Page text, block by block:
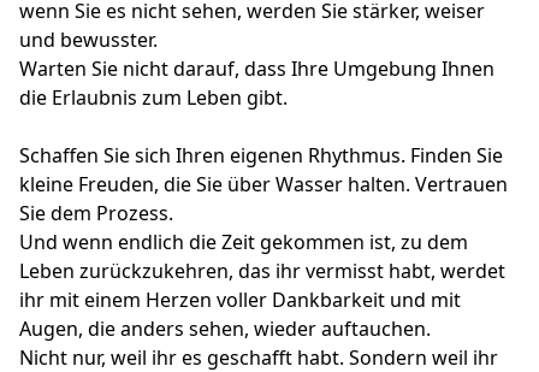
wenn Sie es nicht sehen, werden Sie stärker, weiser
und bewusster.
Warten Sie nicht darauf, dass Ihre Umgebung Ihnen
die Erlaubnis zum Leben gibt.
Schaffen Sie sich Ihren eigenen Rhythmus. Finden Sie
kleine Freuden, die Sie über Wasser halten. Vertrauen
Sie dem Prozess.
Und wenn endlich die Zeit gekommen ist, zu dem
Leben zurückzukehren, das ihr vermisst habt, werdet
ihr mit einem Herzen voller Dankbarkeit und mit
Augen, die anders sehen, wieder auftauchen.
Nicht nur, weil ihr es geschafft habt. Sondern weil ihr